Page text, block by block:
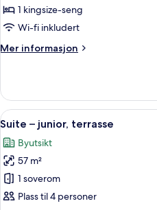
junior1 kingsize-seng
Wi-fi inkludert
Mer informasjon
Mer
–
junior
Åpne
alle
bildene
av
Suite
–
7
Suite – junior, terrasse
Byutsikt
57 m²
1 soverom
Plass til 4 personer